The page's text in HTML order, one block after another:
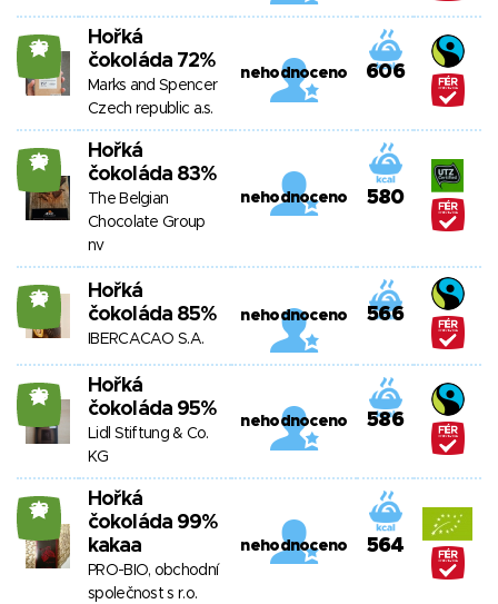
23
Hořká
čokoláda 72%
Marks and Spencer
Czech republic a.s.
nehodnoceno 606
23
Hořká
čokoláda 83%
The Belgian
Chocolate Group
nv
nehodnoceno 580
23
Hořká
čokoláda 85%
IBERCACAO S.A.
nehodnoceno 566
23
Hořká
čokoláda 95%
Lidl Stiftung & Co.
KG
nehodnoceno 586
23
Hořká
čokoláda 99%
kakaa
PRO-BIO, obchodní
společnost s r.o.
nehodnoceno 564